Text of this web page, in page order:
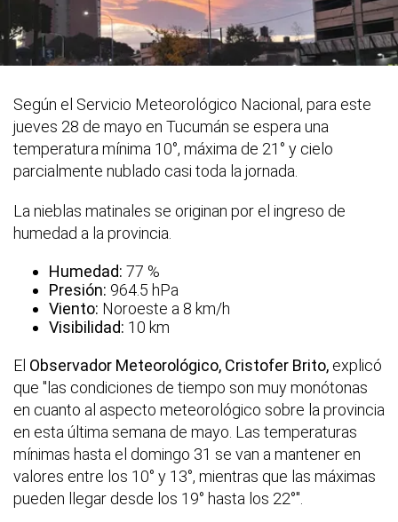
Según el Servicio Meteorológico Nacional, para este
jueves 28 de mayo en Tucumán se espera una
temperatura mínima 10°, máxima de 21° y cielo
parcialmente nublado casi toda la jornada.
La nieblas matinales se originan por el ingreso de
humedad a la provincia.
Humedad: 77 %
Presión: 964.5 hPa
Viento: Noroeste a 8 km/h
Visibilidad: 10 km
El Observador Meteorológico, Cristofer Brito, explicó
que "las condiciones de tiempo son muy monótonas
en cuanto al aspecto meteorológico sobre la provincia
en esta última semana de mayo. Las temperaturas
mínimas hasta el domingo 31 se van a mantener en
valores entre los 10° y 13°, mientras que las máximas
pueden llegar desde los 19° hasta los 22°".